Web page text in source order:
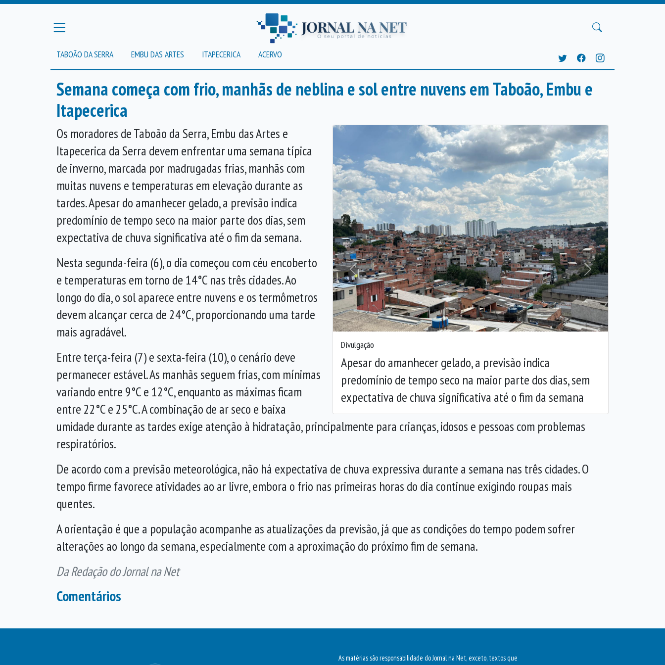
TABOÃO DA SERRA EMBU DAS ARTES ITAPECERICA ACERVO
Semana começa com frio, manhãs de neblina e sol entre nuvens em Taboão, Embu e
Itapecerica
Divulgação
Apesar do amanhecer gelado, a previsão indica
predomínio de tempo seco na maior parte dos dias, sem
expectativa de chuva significativa até o fim da semana
Anterior Próxima
Os moradores de Taboão da Serra, Embu das Artes e
Itapecerica da Serra devem enfrentar uma semana típica
de inverno, marcada por madrugadas frias, manhãs com
muitas nuvens e temperaturas em elevação durante as
tardes. Apesar do amanhecer gelado, a previsão indica
predomínio de tempo seco na maior parte dos dias, sem
expectativa de chuva significativa até o fim da semana.
Nesta segunda-feira (6), o dia começou com céu encoberto
e temperaturas em torno de 14°C nas três cidades. Ao
longo do dia, o sol aparece entre nuvens e os termômetros
devem alcançar cerca de 24°C, proporcionando uma tarde
mais agradável.
Entre terça-feira (7) e sexta-feira (10), o cenário deve
permanecer estável. As manhãs seguem frias, com mínimas
variando entre 9°C e 12°C, enquanto as máximas ficam
entre 22°C e 25°C. A combinação de ar seco e baixa
umidade durante as tardes exige atenção à hidratação, principalmente para crianças, idosos e pessoas com problemas
respiratórios.
De acordo com a previsão meteorológica, não há expectativa de chuva expressiva durante a semana nas três cidades. O
tempo firme favorece atividades ao ar livre, embora o frio nas primeiras horas do dia continue exigindo roupas mais
quentes.
A orientação é que a população acompanhe as atualizações da previsão, já que as condições do tempo podem sofrer
alterações ao longo da semana, especialmente com a aproximação do próximo fim de semana.
Da Redação do Jornal na Net
Comentários
As matérias são responsabilidade do Jornal na Net, exceto, textos que